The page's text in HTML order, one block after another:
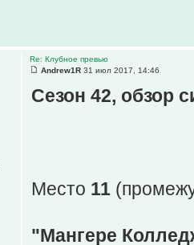
Re: Клубное превью
Andrew1R 31 июл 2017, 14:46
Сезон 42, обзор
Место 11
"Мангере